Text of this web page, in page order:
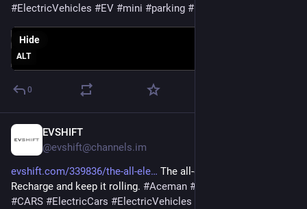
#ElectricVehicles #EV #mini #parking #
ALT
Hide
0
EVSHIFT
@evshift@channels.im
evshift.com/339836/the-all-ele
The all-electric MINI Aceman:
Recharge and keep it rolling. #Aceman #
#CARS #ElectricCars #ElectricVehicles